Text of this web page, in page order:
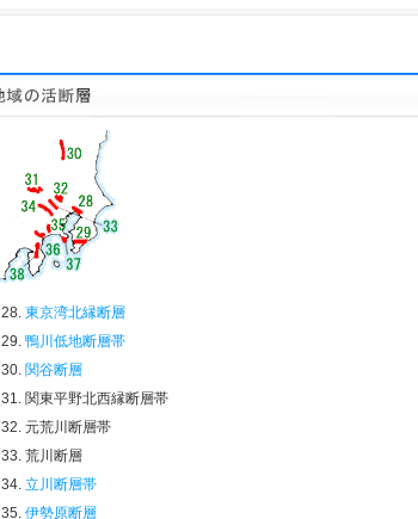
28. 東京湾北縁断層
29. 鴨川低地断層帯
30. 関谷断層
31. 関東平野北西縁断層帯
32. 元荒川断層帯
33. 荒川断層
34. 立川断層帯
35. 伊勢原断層